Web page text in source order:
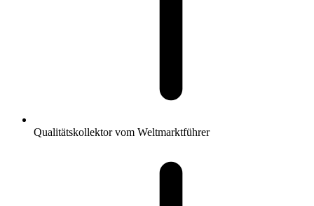
Qualitätskollektor vom Weltmarktführer